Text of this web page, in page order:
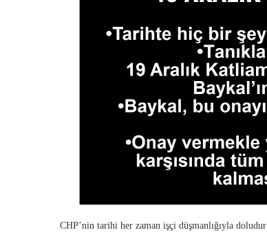
CHP’nin tarihi her zaman işçi düşmanlığıyla doludur